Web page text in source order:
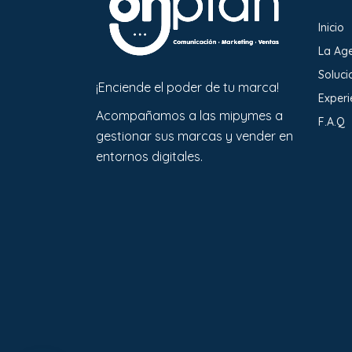
¡Enciende el poder de tu marca!
Acompañamos a las mipymes a
gestionar sus marcas y vender en
entornos digitales.
Inicio
La
F.A.Q